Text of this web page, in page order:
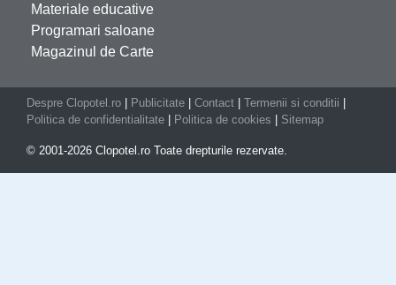
Materiale educative
Programari saloane
Magazinul de Carte
Despre Clopotel.ro Publicitate Contact Termenii si conditii
Politica de confidentialitate
Politica de cookies Sitemap
© 2001-2026 Clopotel.ro Toate drepturile rezervate.